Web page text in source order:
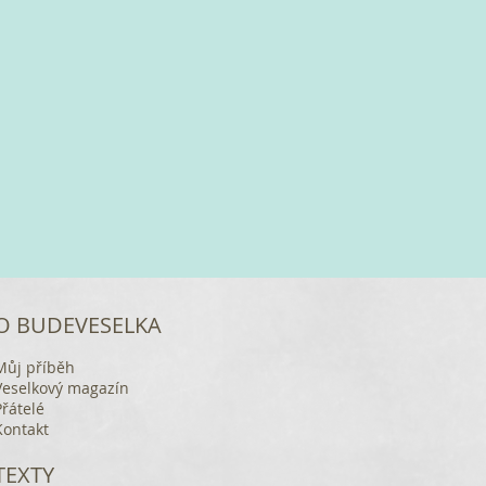
BUDEVESELKA
příběh
magazín